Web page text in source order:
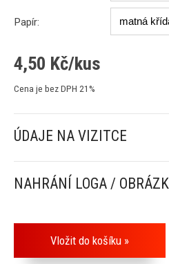
Papír:
4,50 Kč/kus
Cena je bez DPH 21%
ÚDAJE NA VIZITCE
NAHRÁNÍ LOGA /